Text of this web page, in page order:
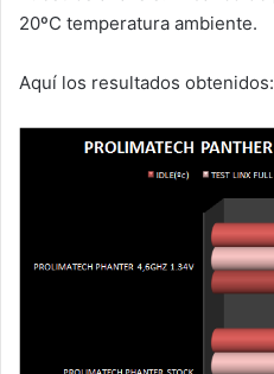
20ºC temperatura ambiente.
Aquí los resultados obtenidos: